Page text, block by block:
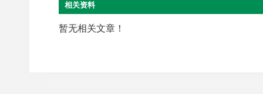
相关资料
暂无相关文章！